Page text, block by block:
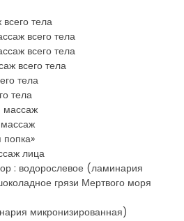
тела
всего тела
всего тела
всего тела
тела
тела
массаж
лица
: водорослевое (ламинария
грязи Мертвого моря
микронизированная)